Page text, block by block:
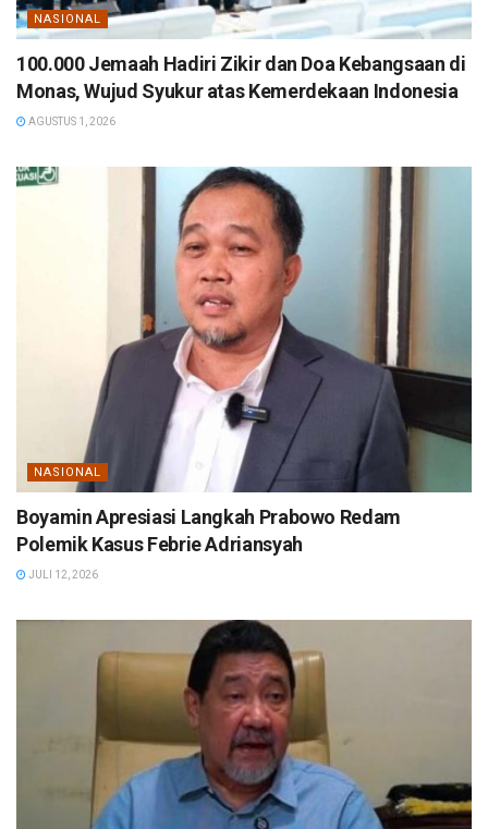
NASIONAL
100.000 Jemaah Hadiri Zikir dan Doa Kebangsaan di
Monas, Wujud Syukur atas Kemerdekaan Indonesia
AGUSTUS 1, 2026
NASIONAL
Boyamin Apresiasi Langkah Prabowo Redam
Polemik Kasus Febrie Adriansyah
JULI 12, 2026